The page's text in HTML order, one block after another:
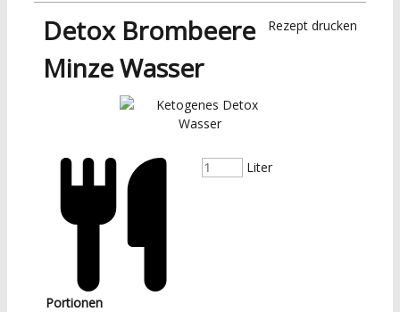
Rezept drucken
Detox Brombeere
Minze Wasser
Portionen
Liter